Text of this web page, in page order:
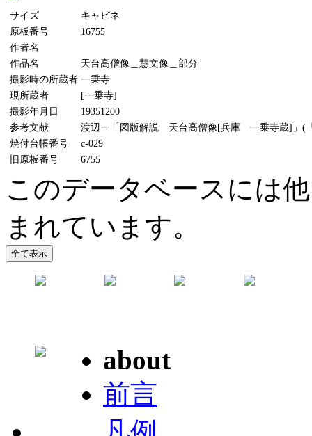
サイズ
キャビネ
原板番号
16755
作者名
作品名
天台高僧像＿慧文像＿部分
撮影時の所蔵者 一乗寺
現所蔵者
[一乗寺]
撮影年月日
19351200
参考文献
渡辺一「図版解説 天台高僧像[兵庫 一乗寺蔵]」(
焼付台帳番号
c-029
旧原板番号
6755
このデータベースには
まれています。
about
前言